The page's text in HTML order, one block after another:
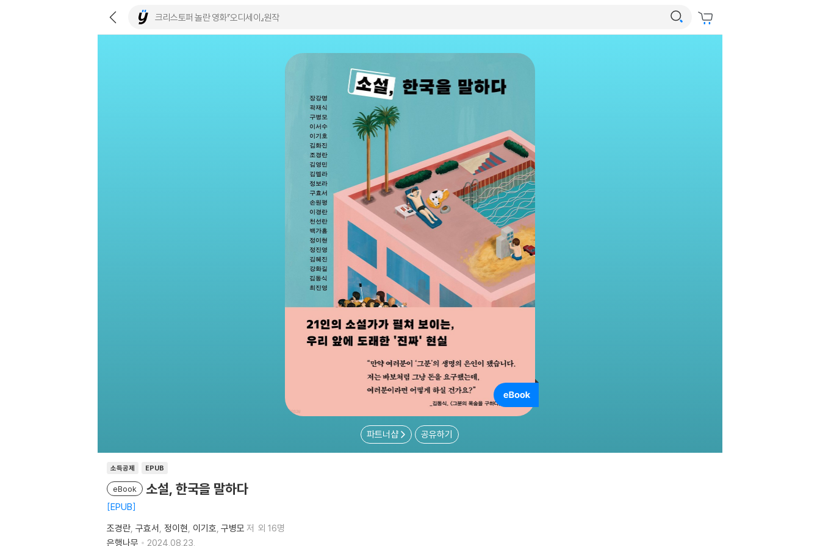
파트너샵 공유하기
소득공제 EPUB
eBook 소설, 한국을 말하다
EPUB
조경란 구효서 정이현 이기호 구병모 저 외 16명
은행나무
2024.08.23.